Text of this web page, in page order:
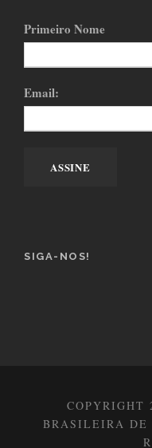
Primeiro Nome
Email:
SIGA-NOS!
COPYRIGHT
BRASILEIRA